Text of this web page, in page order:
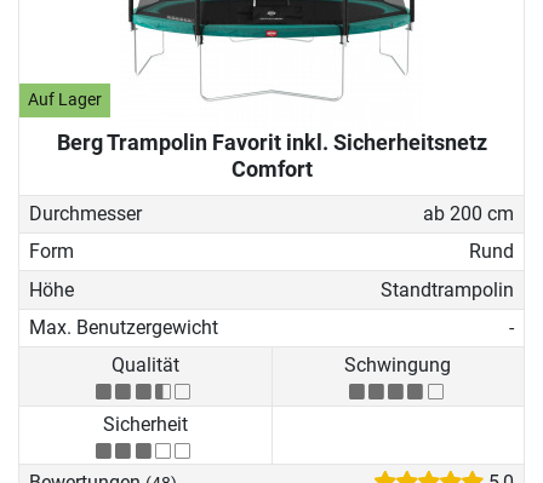
Auf Lager
Berg Trampolin Favorit inkl. Sicherheitsnetz
Comfort
Durchmesser
ab 200 cm
Form
Rund
Höhe
Standtrampolin
Max. Benutzergewicht
-
Qualität
Schwingung
Sicherheit